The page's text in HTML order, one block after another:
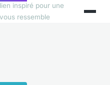
inspiré pour une
ressemble